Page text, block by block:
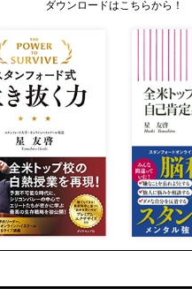
ダウンロードはこちらから！